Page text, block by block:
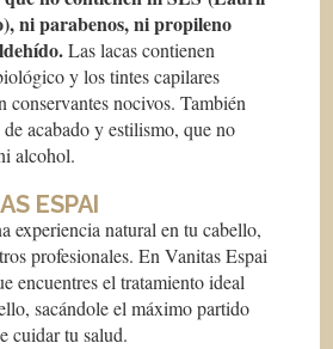
ni parabenos, ni propileno
Las lacas contienen
y los tintes capilares
conservantes nocivos. También
acabado y estilismo, que no
alcohol.
ESPAI
experiencia natural en tu cabello,
profesionales. En Vanitas Espai
encuentres el tratamiento ideal
sacándole el máximo partido
cuidar tu salud.